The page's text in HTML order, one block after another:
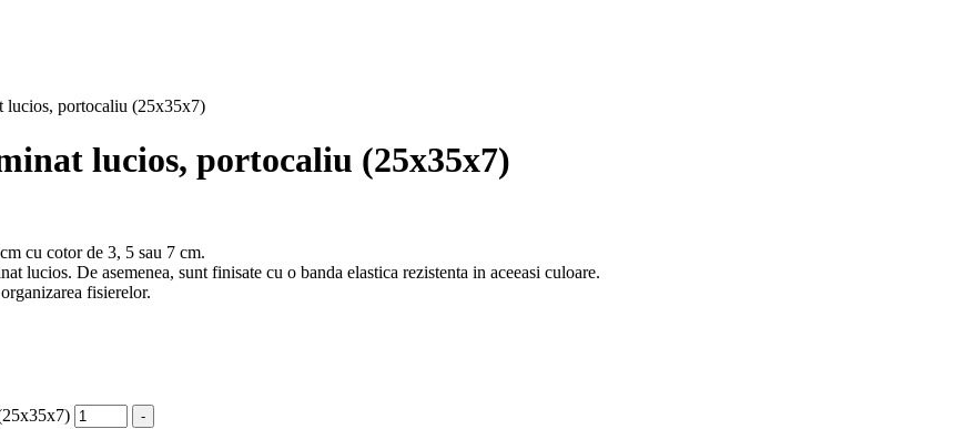
lucios, portocaliu (25x35x7)
lucios, portocaliu (25x35x7)
cu cotor de 3, 5 sau 7 cm.
lucios. De asemenea, sunt finisate cu o banda elastica rezistenta in aceeasi culoare.
fisierelor.
-